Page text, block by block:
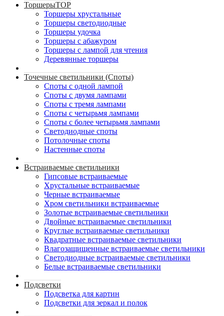
ТоршерыTOP
Торшеры хрустальные
Торшеры светодиодные
Торшеры удочка
Торшеры с абажуром
Торшеры с лампой для чтения
Деревянные торшеры
Точечные светильники (Споты)
Споты с одной лампой
Споты с двумя лампами
Споты с тремя лампами
Споты с четырьмя лампами
Споты с более четырьмя лампами
Светодиодные споты
Потолочные споты
Настенные споты
Встраиваемые светильники
Гипсовые встраиваемые
Хрустальные встраиваемые
Черные встраиваемые
Хром светильники встраиваемые
Золотые встраиваемые светильники
Двойные встраиваемые светильники
Круглые встраиваемые светильники
Квадратные встраиваемые светильники
Влагозащищенные встраиваемые светильники
Светодиодные встраиваемые светильники
Белые встраиваемые светильники
Подсветки
Подсветка для картин
Подсветки для зеркал и полок